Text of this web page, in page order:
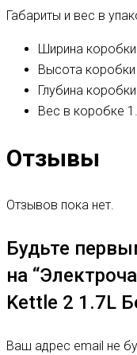
Габариты и вес в
Ширина коробки
Высота коробки
Глубина коробки
Вес в коробке
Отзывы
Отзывов пока нет.
Будьте
на
Kettle 2 1.7L
Ваш адрес email не